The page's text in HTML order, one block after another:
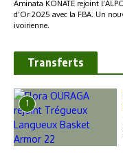
Transferts
1